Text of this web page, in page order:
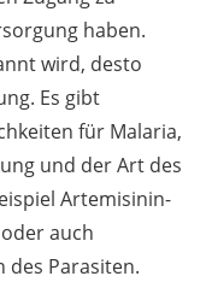
haben.
wird, desto
Es gibt
für Malaria,
und der Art des
Artemisinin-
auch
Parasiten.